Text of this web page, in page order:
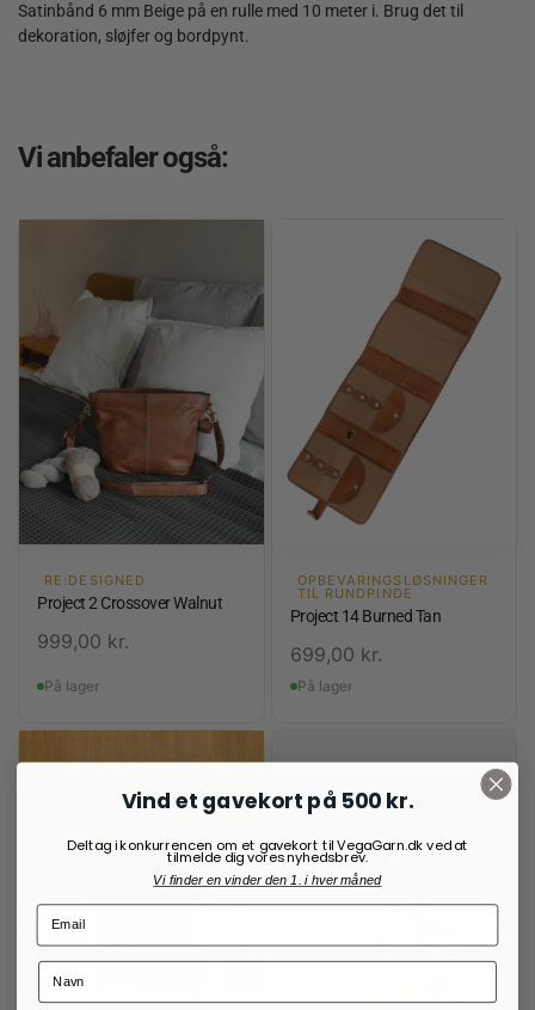
Satinbånd 6 mm Beige på en rulle med 10 meter i. Brug det til
dekoration, sløjfer og bordpynt.
Vi anbefaler også:
RE:DESIGNED
Project 2 Crossover Walnut
999,00 kr.
På lager
OPBEVARINGSLØSNINGER
TIL RUNDPINDE
Project 14 Burned Tan
699,00 kr.
På lager
Vind et gavekort på 500 kr.
Deltag i konkurrencen om et gavekort til VegaGarn.dk ved at
tilmelde dig vores nyhedsbrev.
Vi finder en vinder den 1. i hver måned